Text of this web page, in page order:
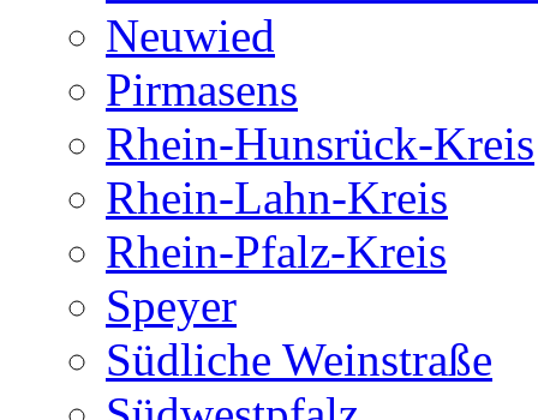
Neuwied
Pirmasens
Rhein-Hunsrück-Kreis
Rhein-Lahn-Kreis
Rhein-Pfalz-Kreis
Speyer
Südliche Weinstraße